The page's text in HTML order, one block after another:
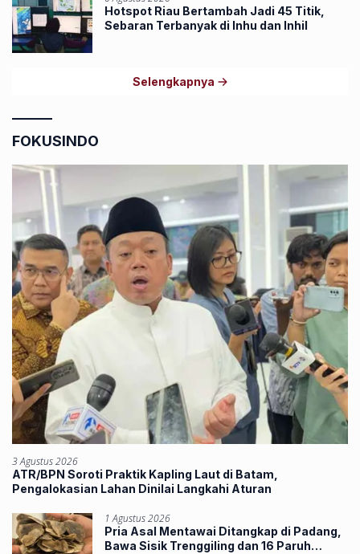
Hotspot Riau Bertambah Jadi 45 Titik,
Sebaran Terbanyak di Inhu dan Inhil
Selengkapnya
FOKUSINDO
3 Agustus 2026
ATR/BPN Soroti Praktik Kapling Laut di Batam,
Pengalokasian Lahan Dinilai Langkahi Aturan
1 Agustus 2026
Pria Asal Mentawai Ditangkap di Padang,
Bawa Sisik Trenggiling dan 16 Paruh